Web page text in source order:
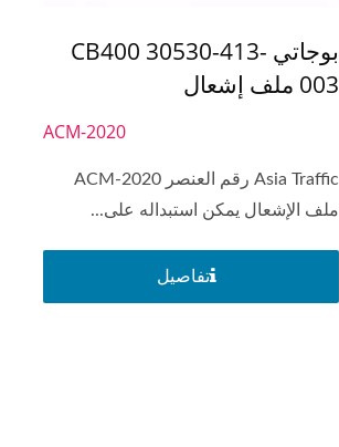
بوجاتي CB400 30530-413-
003 ملف إشعال
ACM-2020
Asia Traffic رقم العنصر ACM-2020
ملف الإشعال يمكن استبداله على...
تفاصيل